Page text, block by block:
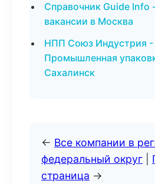
Справочник Guide Info
вакансии в Москва
НПП Союз Индустрия -
Промышленная
Сахалинск
← Все компании в
федеральный округ
страница →